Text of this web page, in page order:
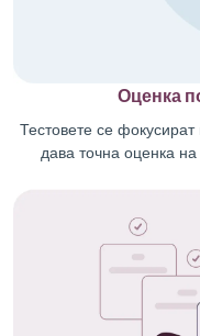
Оценка
Тестовете се
дава точна оценка на